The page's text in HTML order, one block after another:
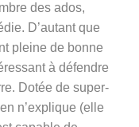
des ados,
D’autant que
pleine de bonne
à défendre
Dotée de super-
n’explique (elle